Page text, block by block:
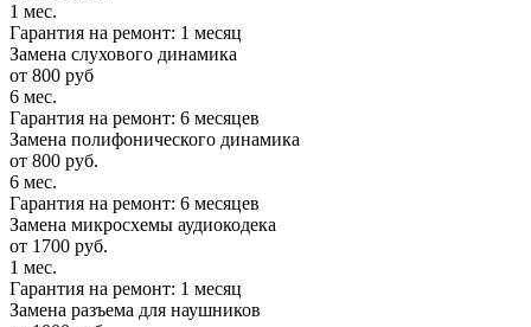
1 мес.
Гарантия на ремонт: 1 месяц
Замена слухового динамика
от 800 руб
6 мес.
Гарантия на ремонт: 6 месяцев
Замена полифонического динамика
от 800 руб.
6 мес.
Гарантия на ремонт: 6 месяцев
Замена микросхемы аудиокодека
от 1700 руб.
1 мес.
Гарантия на ремонт: 1 месяц
Замена разъема для наушников